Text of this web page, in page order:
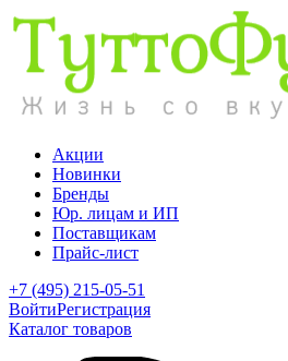
Акции
Новинки
Бренды
Юр. лицам и ИП
Поставщикам
Прайс-лист
+7 (495) 215-05-51
ВойтиРегистрация
Каталог товаров